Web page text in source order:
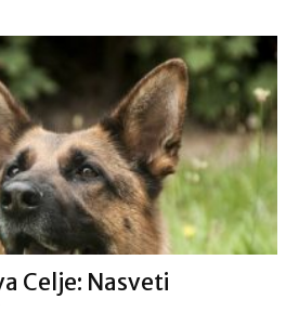
Celje: Nasveti